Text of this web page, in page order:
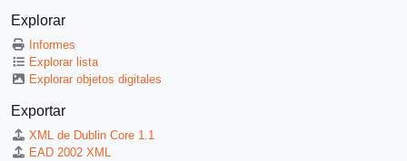
Explorar
Informes
Explorar lista
Explorar objetos digitales
Exportar
XML de Dublin Core 1.1
EAD 2002 XML